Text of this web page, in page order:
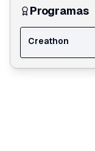
Programas
Creathon